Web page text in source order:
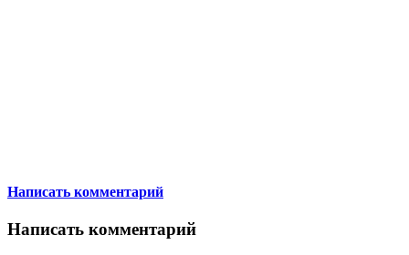
Написать комментарий
Написать комментарий